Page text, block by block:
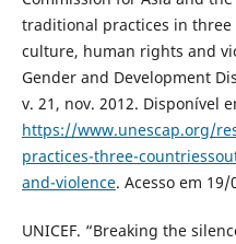
traditional practices in three
culture, human rights and
Gender and Development
v. 21, nov. 2012. Disponível
https://www.unescap.org/
practices-three-
and-violence. Acesso em 19/
UNICEF. “Breaking the